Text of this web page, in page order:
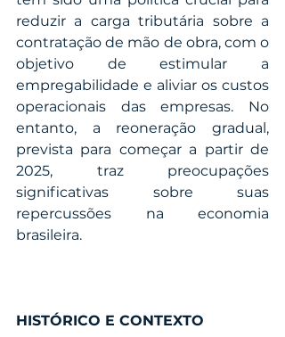
reduzir a carga tributária sobre a
contratação de mão de obra, com o
objetivo de estimular a
empregabilidade e aliviar os custos
operacionais das empresas. No
entanto, a reoneração gradual,
prevista para começar a partir de
2025, traz preocupações
significativas sobre suas
repercussões na economia
brasileira.
HISTÓRICO E CONTEXTO